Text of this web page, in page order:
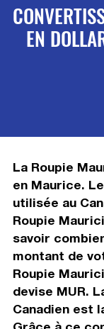
EN
La Roupie
en Maurice.
utilisée au
Roupie
savoir
montant de
Roupie
devise MUR.
Canadien est